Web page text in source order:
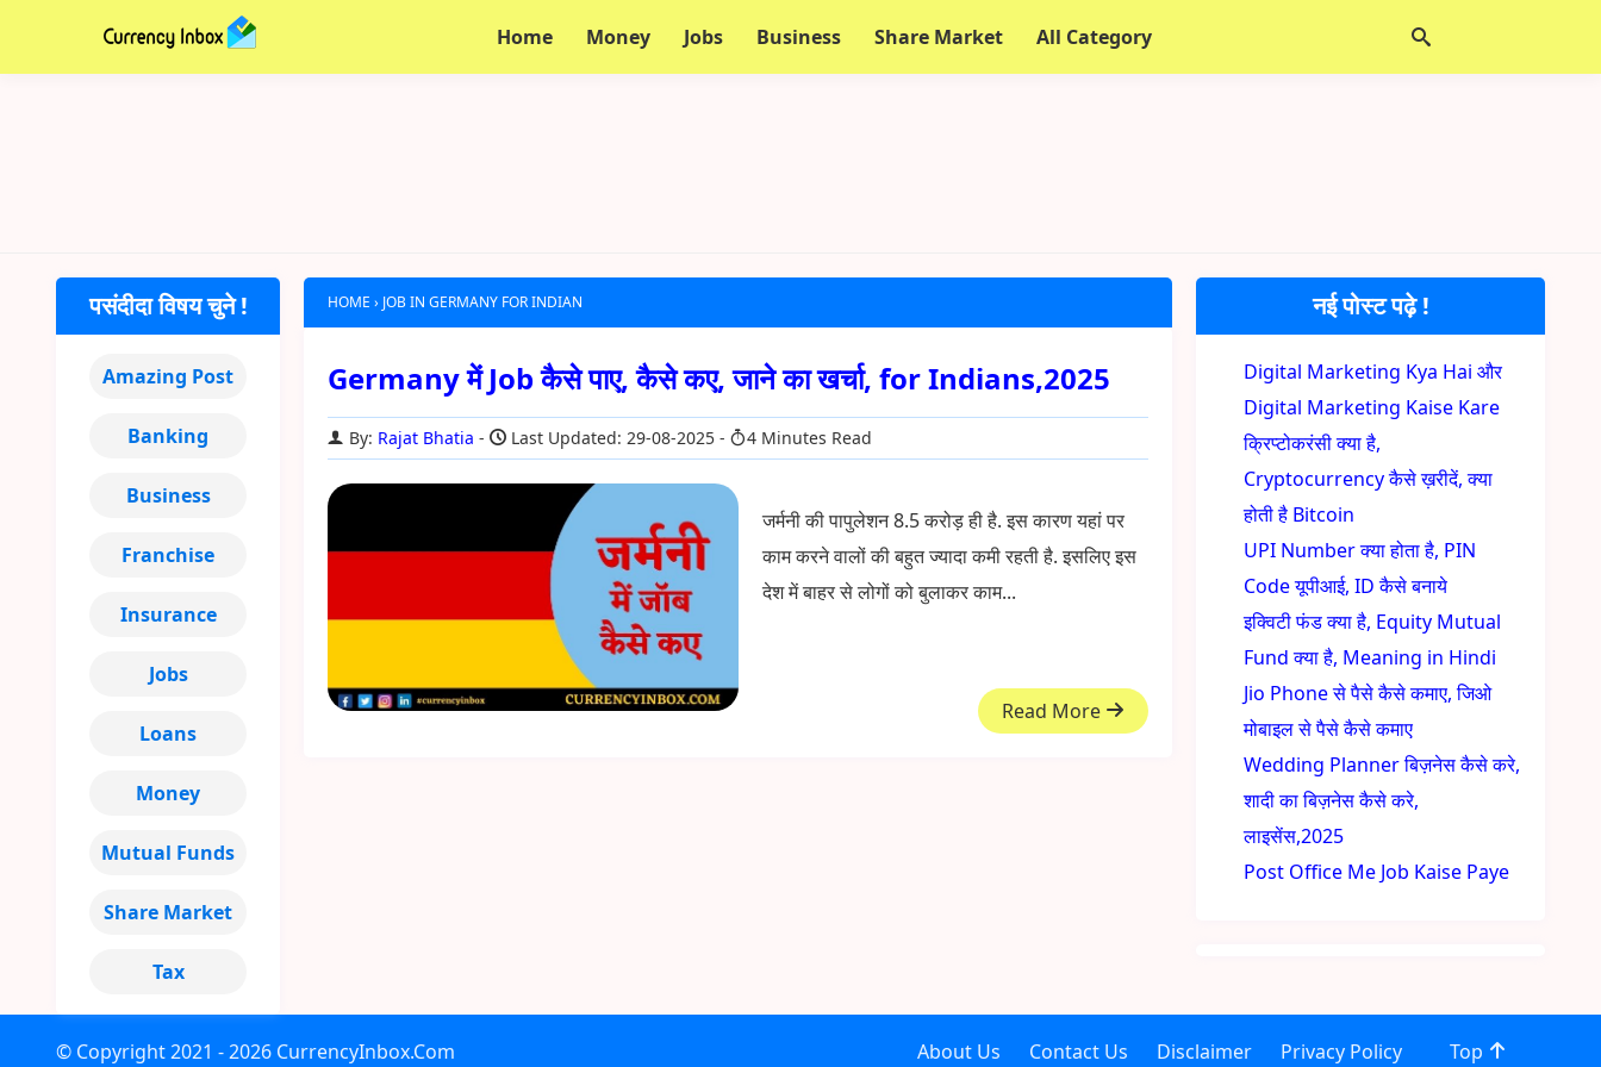
Home Money Jobs Business Share Market All Category
HOME › JOB IN GERMANY FOR INDIAN
Germany में Job कैसे पाए, कैसे कए, जाने का खर्चा, for Indians,2025
By: Rajat Bhatia Last Updated: 29-08-2025 4 Minutes Read
जर्मनी की पापुलेशन 8.5 करोड़ ही है. इस कारण यहां पर
काम करने वालों की बहुत ज्यादा कमी रहती है. इसलिए इस
देश में बाहर से लोगों को बुलाकर काम...
Read More
नई पोस्ट पढ़े !
Digital Marketing Kya Hai और
Digital Marketing Kaise Kare
क्रिप्टोकरंसी क्या है,
Cryptocurrency कैसे ख़रीदें, क्या
होती है Bitcoin
UPI Number क्या होता है, PIN
Code यूपीआई, ID कैसे बनाये
इक्विटी फंड क्या है, Equity Mutual
Fund क्या है, Meaning in Hindi
Jio Phone से पैसे कैसे कमाए, जिओ
मोबाइल से पैसे कैसे कमाए
Wedding Planner बिज़नेस कैसे करे,
शादी का बिज़नेस कैसे करे,
लाइसेंस,2025
Post Office Me Job Kaise Paye
पसंदीदा विषय चुने !
Amazing Post
Banking
Business
Franchise
Insurance
Jobs
Loans
Money
Mutual Funds
Share Market
Tax
© Copyright2021 - 2026 CurrencyInbox.Com About Us Contact Us Disclaimer Privacy Policy Top